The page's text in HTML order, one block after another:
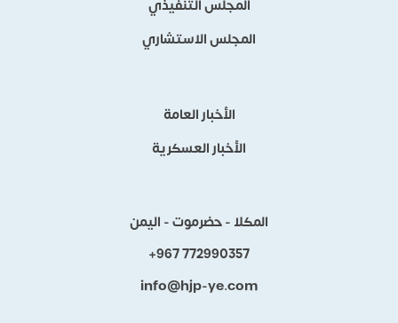
المجلس التنفيذي
المجلس الاستشاري
الأخبار العامة
الأخبار العسكرية
المكلا - حضرموت - اليمن
+967 772990357
info@hjp-ye.com